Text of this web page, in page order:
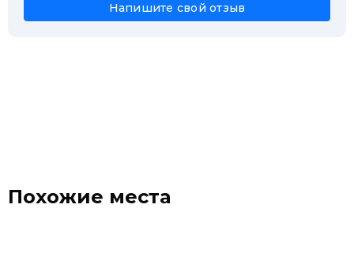
Напишите свой отзыв
Похожие места